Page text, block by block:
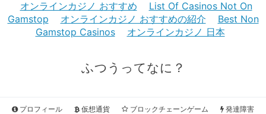
オンラインカジノ おすすめ
List Of Casinos Not On
Gamstop
オンラインカジノ おすすめの紹介
Best Non
Gamstop Casinos
オンラインカジノ 日本
ふつうってなに？
プロフィール 仮想通貨 ブロックチェーンゲーム 発達障害